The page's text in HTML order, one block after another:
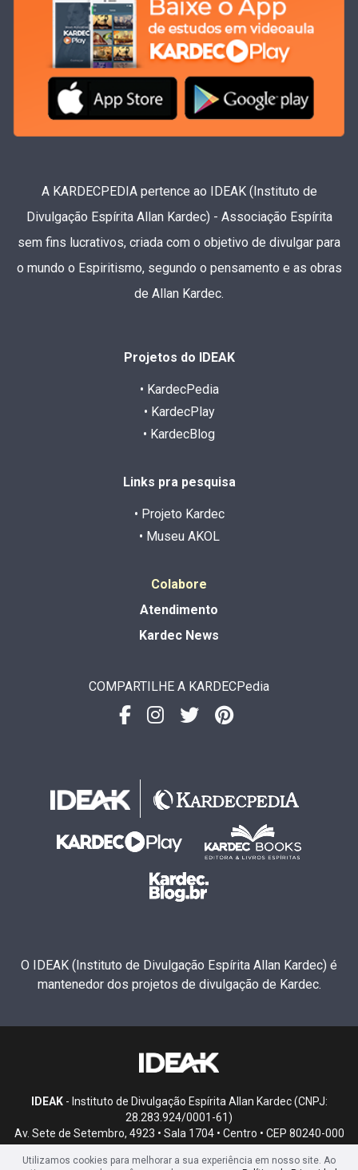
A KARDECPEDIA pertence ao IDEAK (Instituto de
Divulgação Espírita Allan Kardec) - Associação Espírita
sem fins lucrativos, criada com o objetivo de divulgar para
o mundo o Espiritismo, segundo o pensamento e as obras
de Allan Kardec.
Projetos do IDEAK
• KardecPedia
• KardecPlay
• KardecBlog
Links pra pesquisa
• Projeto Kardec
• Museu AKOL
Colabore
Atendimento
Kardec News
COMPARTILHE A KARDECPedia
O IDEAK (Instituto de Divulgação Espírita Allan Kardec) é
mantenedor dos projetos de divulgação de Kardec.
IDEAK- Instituto de Divulgação Espírita Allan Kardec (CNPJ:
28.283.924/0001-61)
Av. Sete de Setembro, 4923 • Sala 1704 • Centro • CEP 80240-000
Utilizamos cookies para melhorar a sua experiência em nosso site. Ao